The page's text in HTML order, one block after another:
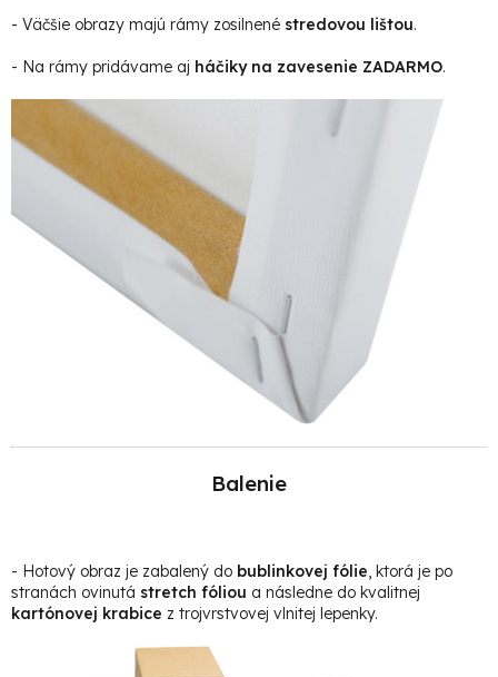
- Väčšie obrazy majú rámy zosilnené stredovou lištou.
- Na rámy pridávame aj háčiky na zavesenie ZADARMO.
Balenie
- Hotový obraz je zabalený do bublinkovej fólie , ktorá je po
stranách ovinutá stretch fóliou a následne do kvalitnej
kartónovej krabice z trojvrstvovej vlnitej lepenky.